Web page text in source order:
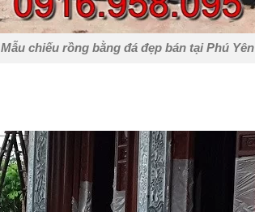
Mẫu chiếu rồng bằng đá đẹp bán tại Phú Yên